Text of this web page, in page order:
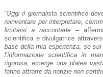
“Oggi il giornalista scientifico
reinventare per interpretare,
limitarsi a raccontarle–
scientifica e divulgatrice
base della mia esperienza, se
l’informazione scientifica in
rigorosa, emerge una platea
fanno attrarre da notizie non